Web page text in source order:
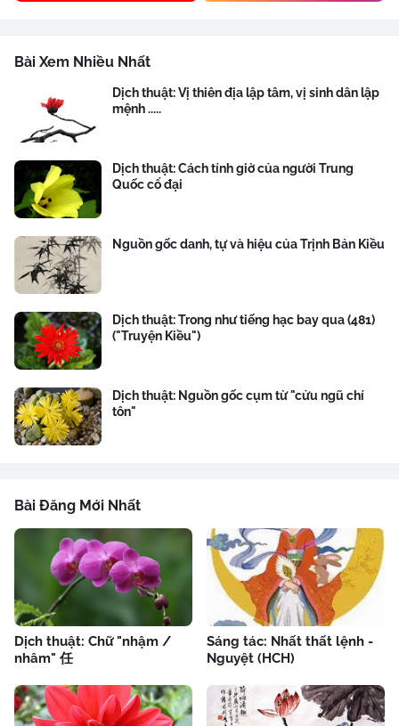
Bài Xem Nhiều Nhất
Dịch thuật: Vị thiên địa lập tâm, vị sinh dân lập
mệnh .....
Dịch thuật: Cách tính giờ của người Trung
Quốc cổ đại
Nguồn gốc danh, tự và hiệu của Trịnh Bản Kiều
Dịch thuật: Trong như tiếng hạc bay qua (481)
("Truyện Kiều")
Dịch thuật: Nguồn gốc cụm từ "cửu ngũ chí
tôn"
Bài Đăng Mới Nhất
Dịch thuật: Chữ "nhậm /
nhâm" 任
Sáng tác: Nhất thất lệnh -
Nguyệt (HCH)